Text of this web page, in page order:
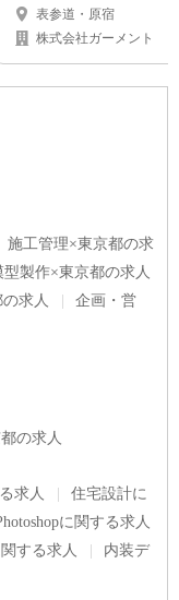
表参道・原宿
株式会社ガーメント
施工管理×東京都の求
製作×東京都の求人
求人
企画・営
の求人
求人
住宅設計に
に関する求人
する求人
内装デ